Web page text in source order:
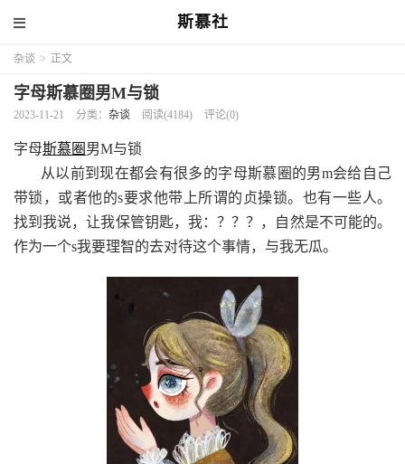
斯慕社
杂谈 > 正文
字母斯慕圈男M与锁
2023-11-21 分类： 杂谈 阅读(4184) 评论(0)
字母斯慕圈 男M与锁
从以前到现在都会有很多的字母斯慕圈的男m会给自己
带锁，或者他的s要求他带上所谓的贞操锁。也有一些人。
找到我说，让我保管钥匙，我：？？？，自然是不可能的。
作为一个s我要理智的去对待这个事情，与我无瓜。